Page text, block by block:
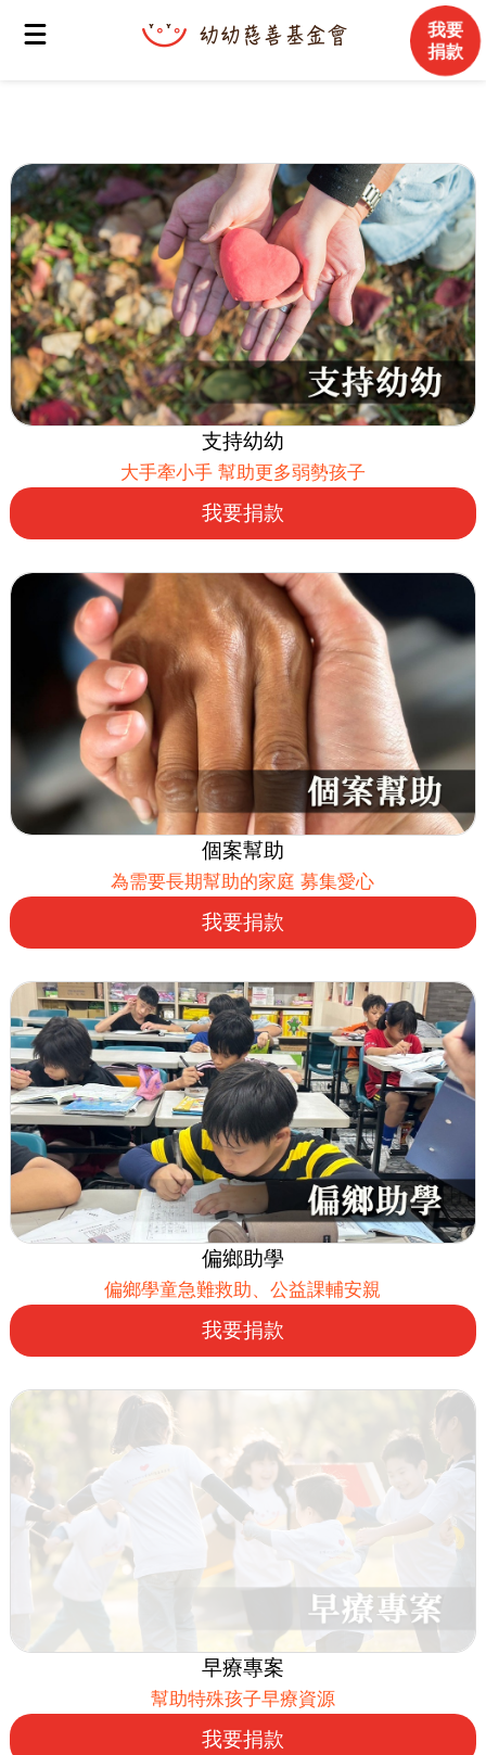
我要
捐款
支持幼幼
大手牽小手 幫助更多弱勢孩子
我要捐款
個案幫助
為需要長期幫助的家庭 募集愛心
我要捐款
偏鄉助學
偏鄉學童急難救助、公益課輔安親
我要捐款
早療專案
幫助特殊孩子早療資源
我要捐款